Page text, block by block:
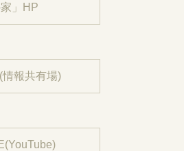
家」HP
報共有場)